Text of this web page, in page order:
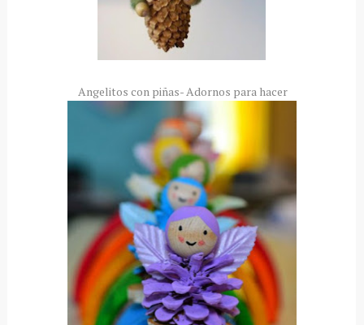
Angelitos con piñas- Adornos para hacer